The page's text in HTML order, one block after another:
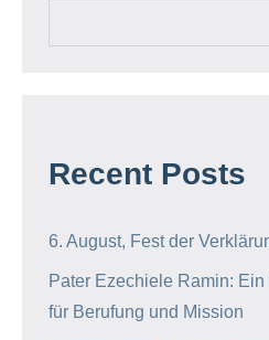
Recent Posts
6. August, Fest der
Pater Ezechiele Ramin:
für Berufung und Mission